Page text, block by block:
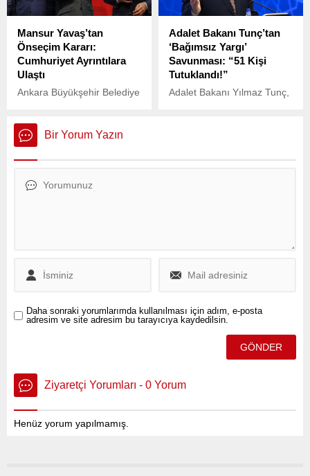
bölgesinde bir mini İHA’nın
bildirildi.
Mansur Yavaş’tan
Önseçim Kararı:
Cumhuriyet Ayrıntılara
Ulaştı
Ankara Büyükşehir Belediye
Özel ile yaptığı görüşmede,
partinin cumhurbaşkanı
adayı belirlemek amacıyla
katılmayacağını açıkladı.
Adalet Bakanı Tunç’tan
‘Bağımsız Yargı’
Savunması: “51 Kişi
Tutuklandı!”
Adalet Bakanı Yılmaz Tunç,
Başkanı Ekrem
Bir Yorum Yazın
Daha sonraki yorumlarımda kullanılması için adım, e-posta
adresim ve site adresim bu tarayıcıya kaydedilsin.
Ziyaretçi Yorumları - 0 Yorum
Henüz yorum yapılmamış.